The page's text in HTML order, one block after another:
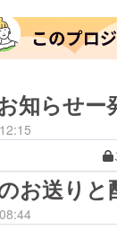
知らせー
お送りと